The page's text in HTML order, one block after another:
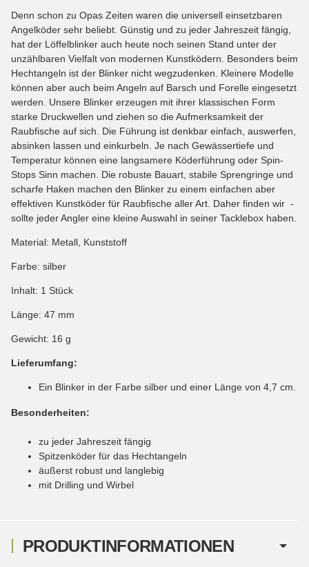
PRODUKTINFORMATIONEN
Denn schon zu Opas Zeiten waren die universell einsetzbaren
Angelköder sehr beliebt. Günstig und zu jeder Jahreszeit fängig,
hat der Löffelblinker auch heute noch seinen Stand unter der
unzählbaren Vielfalt von modernen Kunstködern. Besonders beim
Hechtangeln ist der Blinker nicht wegzudenken. Kleinere Modelle
können aber auch beim Angeln auf Barsch und Forelle eingesetzt
werden. Unsere Blinker erzeugen mit ihrer klassischen Form
starke Druckwellen und ziehen so die Aufmerksamkeit der
Raubfische auf sich. Die Führung ist denkbar einfach, auswerfen,
absinken lassen und einkurbeln. Je nach Gewässertiefe und
Temperatur können eine langsamere Köderführung oder Spin-
Stops Sinn machen. Die robuste Bauart, stabile Sprengringe und
scharfe Haken machen den Blinker zu einem einfachen aber
effektiven Kunstköder für Raubfische aller Art. Daher finden wir -
sollte jeder Angler eine kleine Auswahl in seiner Tacklebox haben.
Material: Metall, Kunststoff
Farbe: silber
Inhalt: 1 Stück
Länge: 47 mm
Gewicht: 16 g
Lieferumfang:
Ein Blinker in der Farbe silber und einer Länge von 4,7 cm.
Besonderheiten:
zu jeder Jahreszeit fängig
Spitzenköder für das Hechtangeln
äußerst robust und langlebig
mit Drilling und Wirbel